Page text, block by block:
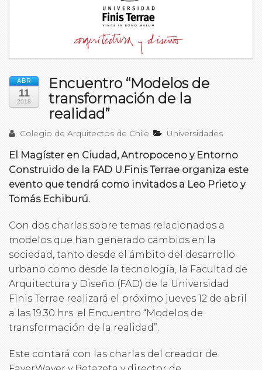
Buscar:
ABR
11
2018
Encuentro “Modelos de
transformación de la
realidad”
Colegio de Arquitectos de Chile Universidades
El Magíster en Ciudad, Antropoceno y Entorno
Construido de la FAD U.Finis Terrae organiza este
evento que tendrá como invitados a Leo Prieto y
Tomás Echiburú.
Con dos charlas sobre temas relacionados a
modelos que han generado cambios en la
sociedad, tanto desde el ámbito del desarrollo
urbano como desde la tecnología, la Facultad de
Arquitectura y Diseño (FAD) de la Universidad
Finis Terrae realizará el próximo jueves 12 de abril
a las 19.30 hrs. el Encuentro “Modelos de
transformación de la realidad”.
Este contará con las charlas del creador de